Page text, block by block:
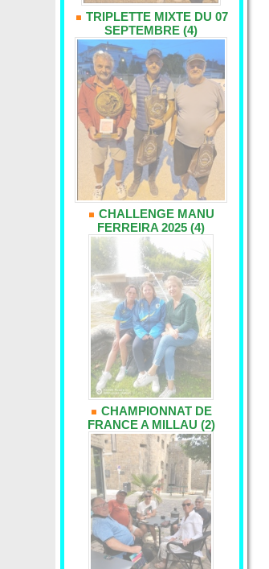
TRIPLETTE MIXTE DU 07
SEPTEMBRE (4)
CHALLENGE MANU
FERREIRA 2025 (4)
CHAMPIONNAT DE
FRANCE A MILLAU (2)